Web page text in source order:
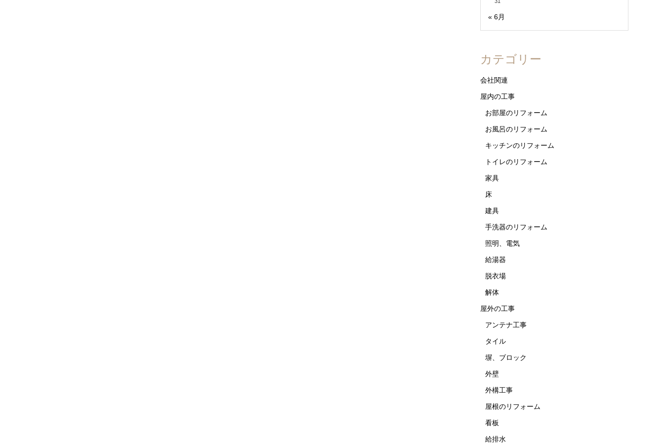
« 6月
カテゴリー
会社関連
屋内の工事
お部屋のリフォーム
お風呂のリフォーム
キッチンのリフォーム
トイレのリフォーム
家具
床
建具
手洗器のリフォーム
照明、電気
給湯器
脱衣場
解体
屋外の工事
アンテナ工事
タイル
塀、ブロック
外壁
外構工事
屋根のリフォーム
看板
給排水